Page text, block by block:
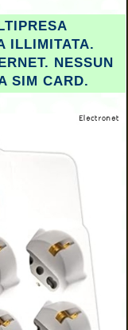
ILLIMITATA.
NESSUN
SIM CARD.